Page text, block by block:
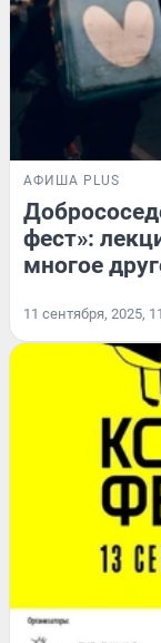
АФИША PLUS
фест»:
многое
11 сентября, 2025,